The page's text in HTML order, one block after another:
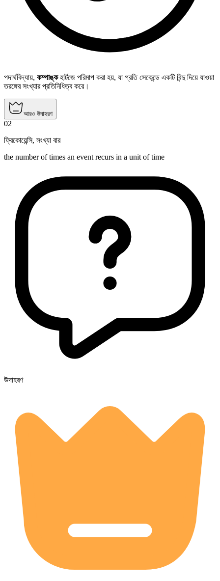
পদার্থবিদ্যায়, কম্পাঙ্কহার্টজে পরিমাপ করা হয়, যা প্রতি সেকেন্ডে একটি বিন্দু দিয়ে যাওয়া
তরঙ্গের সংখ্যার প্রতিনিধিত্ব করে।
আরও উদাহরণ
02
ফ্রিকোয়েন্সি, সংখ্যা বার
the number of times an event recurs in a unit of time
উদাহরণ